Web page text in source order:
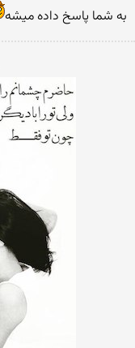
به شما پاسخ داده میشه